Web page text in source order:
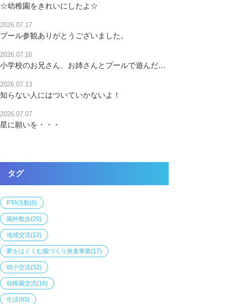
☆幼稚園をきれいにしたよ☆
2026.07.17
プール参観ありがとうございました。
2026.07.16
小学校のお兄さん、お姉さんとプールで遊んだよ!!
2026.07.13
知らない人にはついていかないよ！
2026.07.07
星に願いを・・・
タグ
PTA活動(8)
園外散歩(20)
地域交流(12)
夢をはぐくむ園づくり推進事業(17)
幼小交流(32)
幼稚園交流(16)
生活(93)